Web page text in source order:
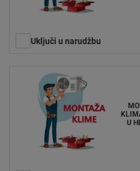
Uključi u narudžbu
U